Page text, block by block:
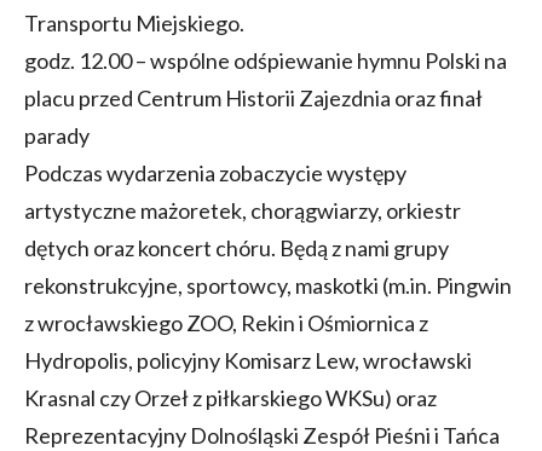
Transportu Miejskiego.
godz. 12.00 – wspólne odśpiewanie hymnu Polski na
placu przed Centrum Historii Zajezdnia oraz finał
parady
Podczas wydarzenia zobaczycie występy
artystyczne mażoretek, chorągwiarzy, orkiestr
dętych oraz koncert chóru. Będą z nami grupy
rekonstrukcyjne, sportowcy, maskotki (m.in. Pingwin
z wrocławskiego ZOO, Rekin i Ośmiornica z
Hydropolis, policyjny Komisarz Lew, wrocławski
Krasnal czy Orzeł z piłkarskiego WKSu) oraz
Reprezentacyjny Dolnośląski Zespół Pieśni i Tańca